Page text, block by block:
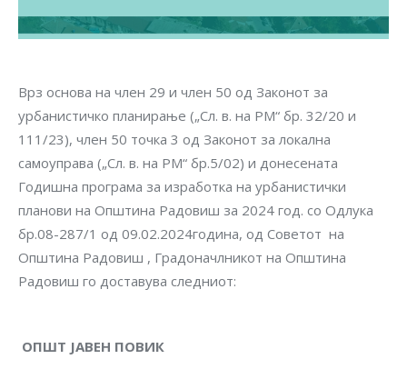
Врз основа на член 29 и член 50 од Законот за
урбанистичко планирање („Сл. в. на РМ“ бр. 32/20 и
111/23), член 50 точка 3 од Законот за локална
самоуправа („Сл. в. на РМ“ бр.5/02) и донесената
Годишна програма за изработка на урбанистички
планови на Општина Радовиш за 2024 год. со Одлука
бр.08-287/1 од 09.02.2024година, од Советот на
Општина Радовиш , Градоначлникот на Општина
Радовиш го доставува следниот:
ОПШТ ЈАВЕН ПОВИК